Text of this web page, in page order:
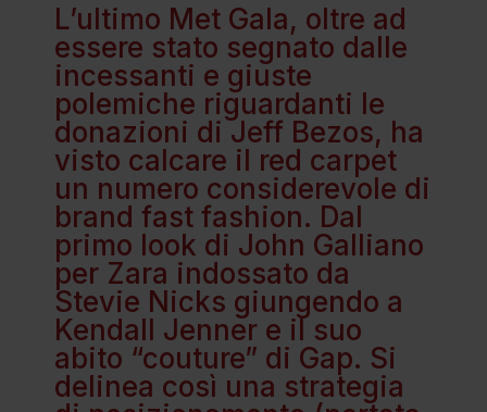
L’ultimo Met Gala, oltre ad
essere stato segnato dalle
incessanti e giuste
polemiche riguardanti le
donazioni di Jeff Bezos, ha
visto calcare il red carpet
un numero considerevole di
brand fast fashion. Dal
primo look di John Galliano
per Zara indossato da
Stevie Nicks giungendo a
Kendall Jenner e il suo
abito “couture” di Gap. Si
delinea così una strategia